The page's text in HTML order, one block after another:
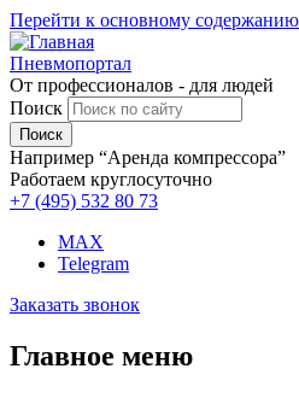
Перейти к основному содержанию
Пневмопортал
От профессионалов - для людей
Поиск
Например “Аренда компрессора”
Работаем круглосуточно
+7 (495) 532 80 73
MAX
Telegram
Заказать звонок
Главное меню